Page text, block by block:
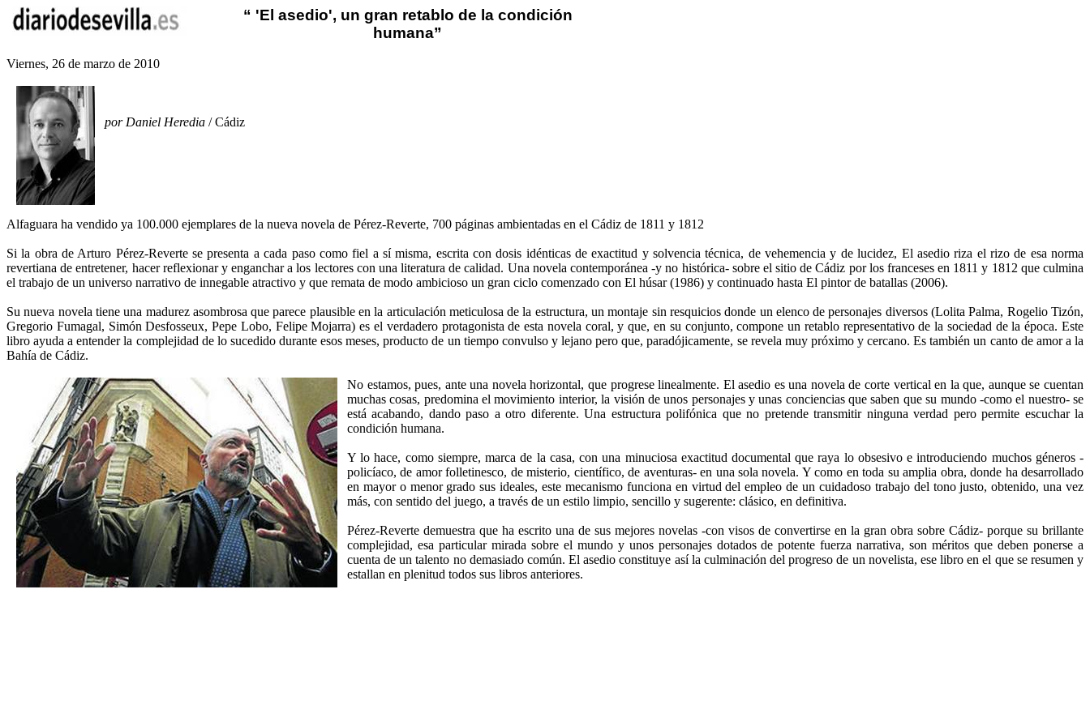
“ 'El asedio', un gran retablo de la condición
humana”
Viernes, 26 de marzo de 2010
porDaniel Heredia / Cádiz
Alfaguara ha vendido ya 100.000 ejemplares de la nueva novela de Pérez-Reverte, 700 páginas ambientadas en el Cádiz de 1811 y 1812
Si la obra de Arturo Pérez-Reverte se presenta a cada paso como fiel a sí misma, escrita con dosis idénticas de exactitud y solvencia técnica, de vehemencia y de lucidez, El asedio riza el rizo de esa norma
revertiana de entretener, hacer reflexionar y enganchar a los lectores con una literatura de calidad. Una novela contemporánea -y no histórica- sobre el sitio de Cádiz por los franceses en 1811 y 1812 que culmina
el trabajo de un universo narrativo de innegable atractivo y que remata de modo ambicioso un gran ciclo comenzado con El húsar (1986) y continuado hasta El pintor de batallas (2006).
Su nueva novela tiene una madurez asombrosa que parece plausible en la articulación meticulosa de la estructura, un montaje sin resquicios donde un elenco de personajes diversos (Lolita Palma, Rogelio Tizón,
Gregorio Fumagal, SimónDesfosseux, Pepe Lobo, FelipeMojarra) es el verdadero protagonista de esta novela coral, y que, en su conjunto, compone un retablo representativo de la sociedad de la época. Este
libro ayuda a entender la complejidad de lo sucedido durante esos meses, producto de un tiempo convulso y lejano pero que, paradójicamente, se revela muy próximo y cercano. Es también un canto de amor a la
Bahía de Cádiz.
No estamos, pues, ante una novela horizontal, que progrese linealmente. El asedio es una novela de corte vertical en la que, aunque se cuentan
muchas cosas, predomina el movimiento interior, la visión de unos personajes y unas conciencias que saben que su mundo -como el nuestro- se
está acabando, dando paso a otro diferente. Una estructura polifónica que no pretende transmitir ninguna verdad pero permite escuchar la
condición humana.
Y lo hace, como siempre, marca de la casa, con una minuciosa exactitud documental que raya lo obsesivo e introduciendo muchos géneros -
policíaco, de amor folletinesco, de misterio, científico, de aventuras- en una sola novela. Y como en toda su amplia obra, donde ha desarrollado
en mayor o menor grado sus ideales, este mecanismo funciona en virtud del empleo de un cuidadoso trabajo del tono justo, obtenido, una vez
más, con sentido del juego, a través de un estilo limpio, sencillo y sugerente: clásico, en definitiva.
Pérez-Reverte demuestra que ha escrito una de sus mejores novelas -con visos de convertirse en la gran obra sobre Cádiz- porque su brillante
complejidad, esa particular mirada sobre el mundo y unos personajes dotados de potente fuerza narrativa, son méritos que deben ponerse a
cuenta de un talento no demasiado común. El asedio constituye así la culminación del progreso de un novelista, ese libro en el que se resumen y
estallan en plenitud todos sus libros anteriores.